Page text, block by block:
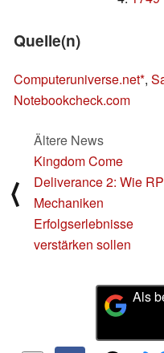
Quelle(n)
Computeruniverse.net ,
Notebookcheck.com
⟨
Ältere News
Kingdom Come
Deliverance 2: Wie
Mechaniken
Erfolgserlebnisse
verstärken sollen
Als